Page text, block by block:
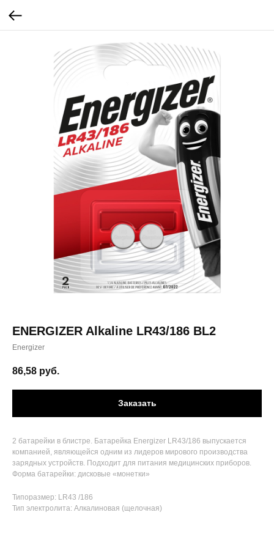
ENERGIZER Alkaline LR43/186 BL2
Energizer
86,58 руб.
Заказать
2 батарейки в блистре. Батарейка Energizer LR43/186 выпускается
компанией, являющейся одним из лидеров мирового производства
зарядных устройств. Подходит для питания медицинских приборов.
Форма батарейки: дисковые «монетки»
Типоразмер: LR43 /186
Тип электролита: Алкалиновая (щелочная)